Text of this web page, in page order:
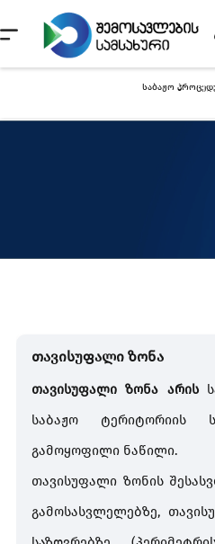
საბაჟო
ექსპორტი
თავისუფალი ზონა
თავისუფალი ზონა არის
საბაჟო ტერიტორიის
გამოყოფილი ნაწილი.
თავისუფალი ზონის
გამოსასვლელებზე,